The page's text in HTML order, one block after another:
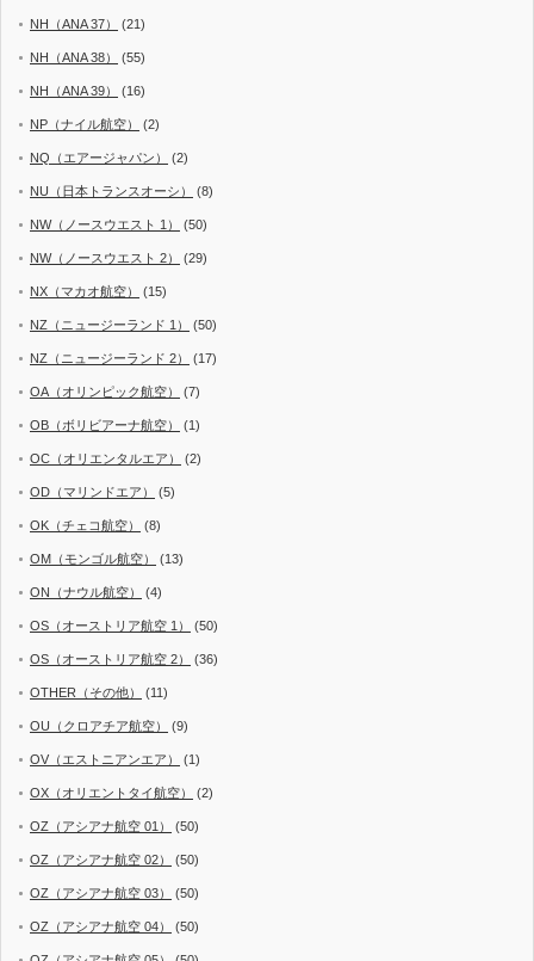
NH（ANA 37） (21)
NH（ANA 38） (55)
NH（ANA 39） (16)
NP（ナイル航空） (2)
NQ（エアージャパン） (2)
NU（日本トランスオーシ） (8)
NW（ノースウエスト 1） (50)
NW（ノースウエスト 2） (29)
NX（マカオ航空） (15)
NZ（ニュージーランド 1） (50)
NZ（ニュージーランド 2） (17)
OA（オリンピック航空） (7)
OB（ボリビアーナ航空） (1)
OC（オリエンタルエア） (2)
OD（マリンドエア） (5)
OK（チェコ航空） (8)
OM（モンゴル航空） (13)
ON（ナウル航空） (4)
OS（オーストリア航空 1） (50)
OS（オーストリア航空 2） (36)
OTHER（その他） (11)
OU（クロアチア航空） (9)
OV（エストニアンエア） (1)
OX（オリエントタイ航空） (2)
OZ（アシアナ航空 01） (50)
OZ（アシアナ航空 02） (50)
OZ（アシアナ航空 03） (50)
OZ（アシアナ航空 04） (50)